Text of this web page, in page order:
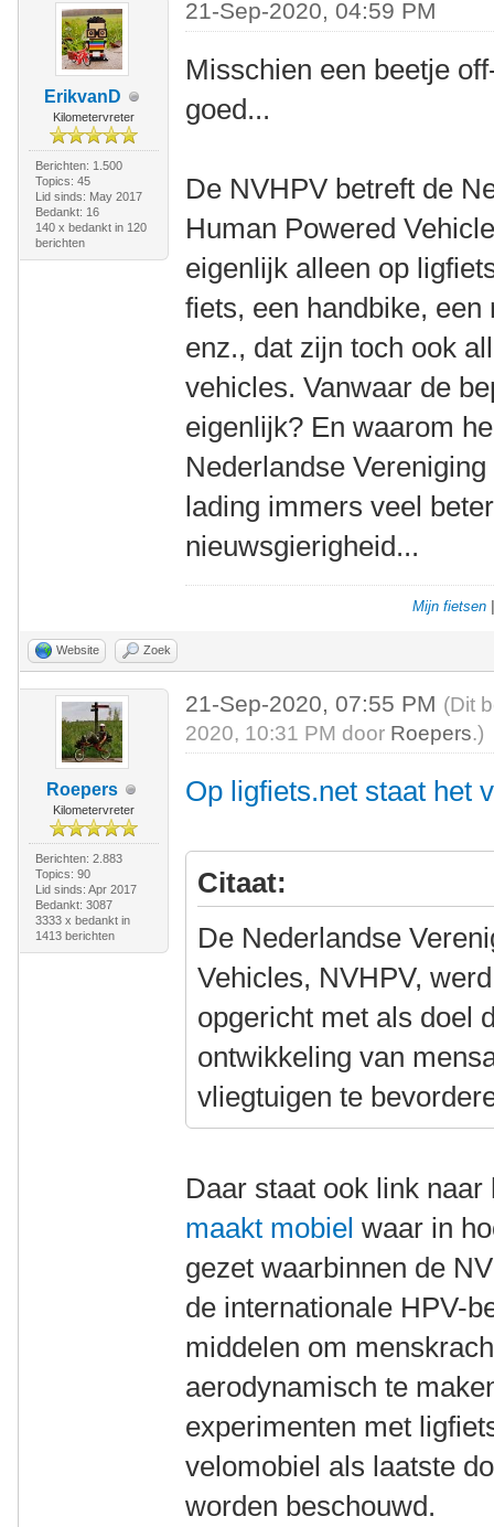
ErikvanD
Kilometervreter
Berichten: 1.500
Topics: 45
Lid sinds: May 2017
Bedankt: 16
140 x bedankt in 120
berichten
21-Sep-2020, 04:59 PM
Misschien een beetje
goed...
De NVHPV betreft de
Human Powered
eigenlijk alleen op
fiets, een handbike,
enz., dat zijn toch ook
vehicles. Vanwaar de
eigenlijk? En waarom
Nederlandse
lading immers veel
nieuwsgierigheid...
Mijn fietsen
Website Zoek
Roepers
Kilometervreter
Berichten: 2.883
Topics: 90
Lid sinds: Apr 2017
Bedankt: 3087
3333 x bedankt in
1413 berichten
21-Sep-2020, 07:55 PM (Dit
2020, 10:31 PM door Roepers.)
Op ligfiets.net staat het
Citaat:
De Nederlandse
Vehicles, NVHPV,
opgericht met als doel
ontwikkeling van
vliegtuigen te
Daar staat ook link
maakt mobiel waar in
gezet waarbinnen de
de internationale HPV-
middelen om
aerodynamisch te
experimenten met
velomobiel als laatste
worden beschouwd.